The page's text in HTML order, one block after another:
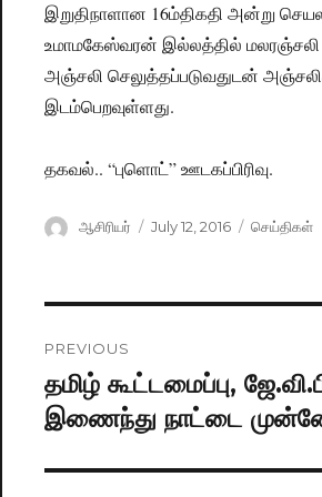
இறுதிநாளான 16ம்திகதி அன்று
உமாமகேஸ்வரன் இல்லத்தில்
அஞ்சலி செலுத்தப்படுவதுடன்
இடம்பெறவுள்ளது.
தகவல்.. “புளொட்” ஊடகப்பிரிவு.
Author
ஆசிரியர்
Posted
July 12, 2016 செய்திகள்
navigation
PREVIOUS
Previous
post:
தமிழ் கூட்டமைப்பு,
இணைந்து நாட்டை